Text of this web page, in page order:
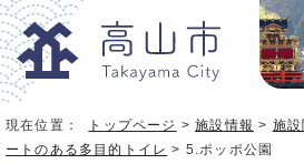
現在位置： トップページ >施設情報 > 施
ートのある多目的トイレ > 5.ポッポ公園